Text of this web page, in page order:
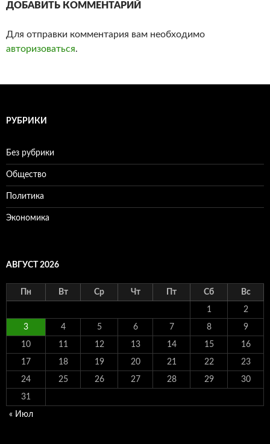
ДОБАВИТЬ КОММЕНТАРИЙ
Для отправки комментария вам необходимо
авторизоваться.
РУБРИКИ
Без рубрики
Общество
Политика
Экономика
АВГУСТ 2026
Пн Вт Ср Чт Пт Сб Вс
1 2
3 4 5 6 7 8 9
10 11 12 13 14 15 16
17 18 19 20 21 22 23
24 25 26 27 28 29 30
31
« Июл